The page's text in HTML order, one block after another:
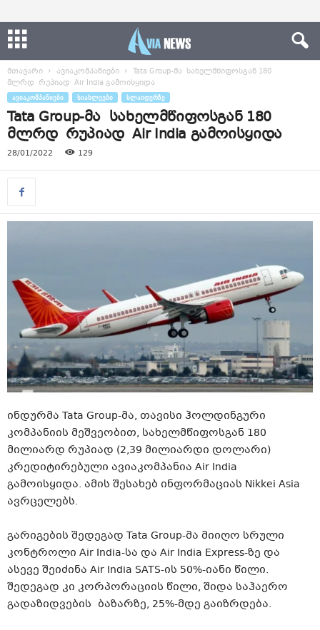
მთავარი ავიაკომპანიები
Tata Group-მა სახელმწიფოსგან 180
მლრდ რუპიად Air India გამოისყიდა
ᲐᲕᲘᲐᲙᲝᲛᲞᲐᲜᲘᲔᲑᲘ ᲡᲘᲐᲮᲚᲔᲔᲑᲘ ᲡᲚᲐᲘᲓᲔᲠᲖᲔ
Tata Group-მა სახელმწიფოსგან 180
მლრდ რუპიად Air India გამოისყიდა
28/01/2022 129
ინდურმა Tata Group-მა, თავისი ჰოლდინგური
კომპანიის მეშვეობით, სახელმწიფოსგან 180
მილიარდ რუპიად (2,39 მილიარდი დოლარი)
კრედიტირებული ავიაკომპანია Air India
გამოისყიდა. ამის შესახებ ინფორმაციას Nikkei Asia
ავრცელებს.
გარიგების შედეგად Tata Group-მა მიიღო სრული
კონტროლი Air India-სა და Air India Express-ზე და
ასევე შეიძინა Air India SATS-ის 50%-იანი წილი.
შედეგად კი კორპორაციის წილი, შიდა საჰაერო
გადაზიდვების ბაზარზე, 25%-მდე გაიზრდება.